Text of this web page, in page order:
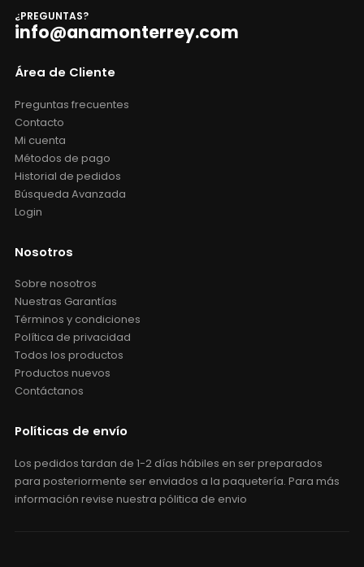
¿PREGUNTAS?
info@anamonterrey.com
Área de Cliente
Preguntas frecuentes
Contacto
Mi cuenta
Métodos de pago
Historial de pedidos
Búsqueda Avanzada
Login
Nosotros
Sobre nosotros
Nuestras Garantías
Términos y condiciones
Política de privacidad
Todos los productos
Productos nuevos
Contáctanos
Políticas de envío
Los pedidos tardan de 1-2 días hábiles en ser preparados
para posteriormente ser enviados a la paquetería. Para más
información revise nuestra pólitica de envio